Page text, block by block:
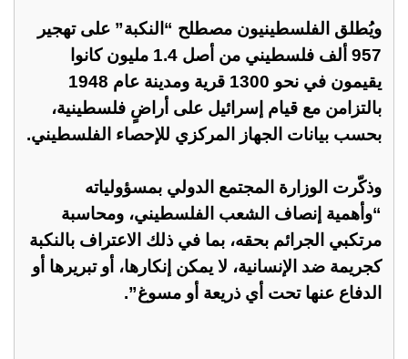
ويُطلق الفلسطينيون مصطلح “النكبة” على تهجير
957 ألف فلسطيني من أصل 1.4 مليون كانوا
يقيمون في نحو 1300 قرية ومدينة عام 1948
بالتزامن مع قيام إسرائيل على أراضٍ فلسطينية،
بحسب بيانات الجهاز المركزي للإحصاء الفلسطيني.
وذكّرت الوزارة المجتمع الدولي بمسؤولياته
“وأهمية إنصاف الشعب الفلسطيني، ومحاسبة
مرتكبي الجرائم بحقه، بما في ذلك الاعتراف بالنكبة
كجريمة ضد الإنسانية، لا يمكن إنكارها، أو تبريرها أو
الدفاع عنها تحت أي ذريعة أو مسوغ”.